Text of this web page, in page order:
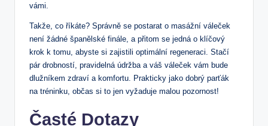
vámi.
Takže, co říkáte? Správně se postarat o masážní váleček
není žádné španělské finále, a přitom se jedná o klíčový
krok k tomu, abyste si zajistili optimální regeneraci. Stačí
pár drobností, pravidelná údržba a váš váleček vám bude
dlužníkem zdraví a komfortu. Prakticky jako dobrý parťák
na tréninku, občas si to jen vyžaduje malou pozornost!
Časté Dotazy